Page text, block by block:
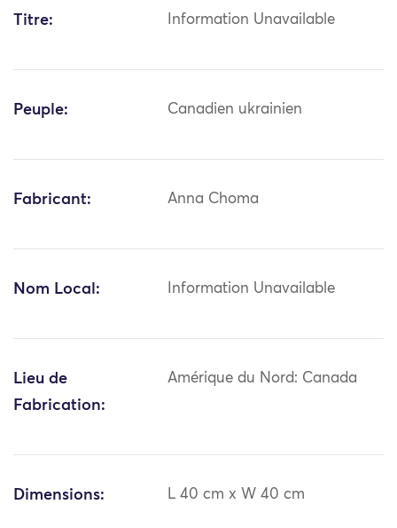
Titre: Information Unavailable
Peuple: Canadien ukrainien
Fabricant: Anna Choma
Nom Local: Information Unavailable
Lieu de
Fabrication:
Amérique du Nord: Canada
Dimensions: L 40 cm x W 40 cm